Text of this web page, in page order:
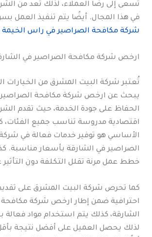
تسعى إلى رضا العملاء، لذلك تُعد من
في هذا المجال. أيضًا يتم تنفيذ العمل
شركة مكافحة الصراصير في راس الخيمة
ارخص شركة مكافحة الصراصير في
تُعتبر شركة البيت المشرق من الخيارات
يبحث عن ارخص شركة مكافحة الصراصير
الحفاظ على جودة الخدمة، حيث تقدم
اقتصادية مدروسة تناسب جميع الفئات،
الأساسي هو توفير خدمات فعالة في
الصراصير في الشارقة بأسعار مناسبة.
خطط عمل مرنة تقلل التكلفة دون التأثير
كما تحرص شركة البيت المشرق على
احترافية ضمن إطار ارخص شركة مكافحة
الشارقة، كذلك يتم استخدام مواد
لذلك يحصل العميل على أفضل نتيجة